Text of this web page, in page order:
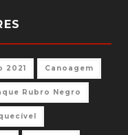
2021 Canoagem
Rubro Negro